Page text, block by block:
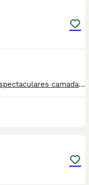
📞📞6️⃣4️⃣1️⃣9️⃣2️⃣2️⃣3️⃣9️⃣0️⃣📞📞📞📞 Espectaculares camadas de perritos de machos y hembras de british crema nacionales descendientes de las mejores líneas de sangre. Disponibles tanto hembras como machos. Las camadas están bajo supervisión veterinaria desde su nacimiento hasta que son entregadas a su nueva familia. Criados por un equipo de profesionales y mejores personas que, con más de 20 años de experiencia , cuidan a los animales por vocación, aplicando una cría ética y responsable para que cada cachorro se desarrolle con la mejor salud y con un buen temperamento. Todos los cachorritos se entregan con unos dos meses y medio de edad y sus vacunas correspondientes, desparasitados interna y externamente, con certificado de salud, y garantía tanto por enfermedad vírica como congénito genética. Posibilidad de entregar en toda España mediante transporte propio preparado para animales y con chofer privado. Los precios pueden variar según las características y morfología de cada cachorro. Añádenos al whats app o llámanos, y encantados atenderemos todas tus dudas y consultas. Teléfono / Whats app: 641 92 23 90